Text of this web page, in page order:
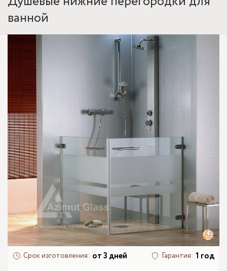
ванной
Срок изготовления: от 3 дней Гарантия: 1 год